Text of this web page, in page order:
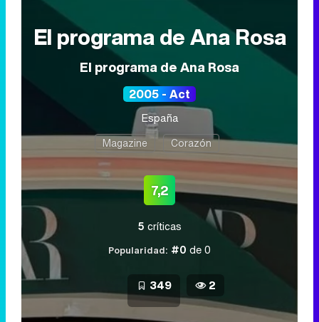
El programa de Ana Rosa
El programa de Ana Rosa
2005 - Act
España
Magazine Corazón
7,2
5 críticas
Popularidad: #0 de 0
349 2